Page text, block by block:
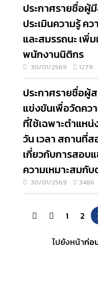
ประกาศรายชื่อผู้
ประเมินความรู้ ค
และสมรรถนะ เพิ่
พนักงานนิติกร
30/01/2569 1279
ประกาศรายชื่อผู้
แข่งขันเพื่อวัดคว
ที่ใช้เฉพาะตำแห
วัน เวลา สถานที่ส
เกี่ยวกับการสอบ
ความเหมาะสมกั
30/01/2569 3486
1 2
ไปยังหน้าก่อ